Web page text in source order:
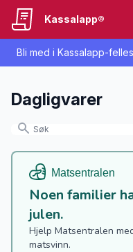
Bli med i Kassalapp-
Kassalapp®
Dagligvarer
Noen familier
julen.
Hjelp Matsentralen
matsvinn.